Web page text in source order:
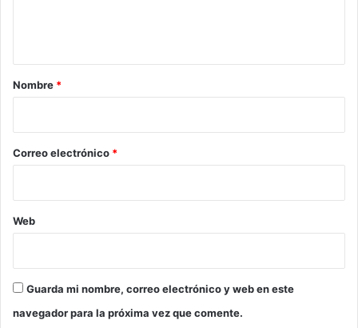
r
*
Nombre *
Correo electrónico *
Web
Guarda mi nombre, correo electrónico y web en este
navegador para la próxima vez que comente.